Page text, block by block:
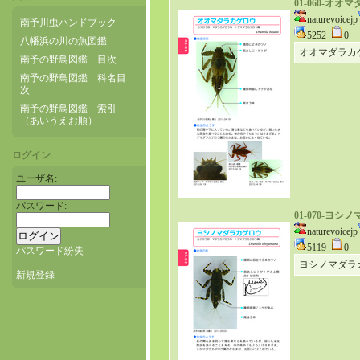
南予川虫ハンドブック
八幡浜の川の魚図鑑
南予の野鳥図鑑 目次
南予の野鳥図鑑 科名目
次
南予の野鳥図鑑 索引
（あいうえお順）
ログイン
ユーザ名:
パスワード:
パスワード紛失
新規登録
01-060-オオマ
naturevoicejp
5252
0
オオマダラカ
01-070-ヨシノ
naturevoicejp
5119
0
ヨシノマダラ